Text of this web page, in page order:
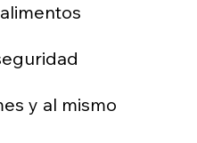
y al mismo